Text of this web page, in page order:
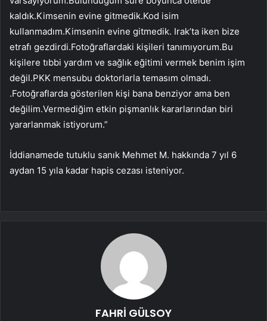
kaldık.Kimsenin evine gitmedik.Kod isim
kullanmadım.Kimsenin evine gitmedik. Irak’ta iken bize
etrafı gezdirdi.Fotoğraflardaki kişileri tanımıyorum.Bu
kişilere tıbbi yardım ve sağlık eğitimi vermek benim işim
değil.PKK mensubu doktorlarla temasım olmadı.
.Fotoğraflarda gösterilen kişi bana benziyor ama ben
değilim.Vermediğim etkin pişmanlık kararlarından biri
yararlanmak istiyorum.”
İddianamede tutuklu sanık Mehmet M. hakkında 7 yıl 6
aydan 15 yıla kadar hapis cezası isteniyor.
FAHRİ GÜLSOY